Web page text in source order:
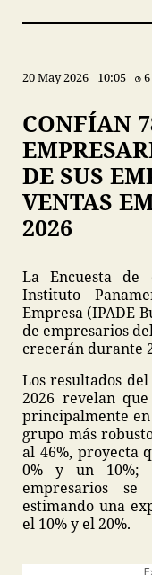
20 May 2026 10:05
CONFÍAN
DE SUS
VENTAS
2026
La Encuesta de
Instituto
Empresa (IPADE
de empresarios
crecerán durante
Los resultados
2026 revelan
principalmente
grupo más
al 46%, proyecta
0% y un 10%;
empresarios
estimando una
el 10% y el 20%.